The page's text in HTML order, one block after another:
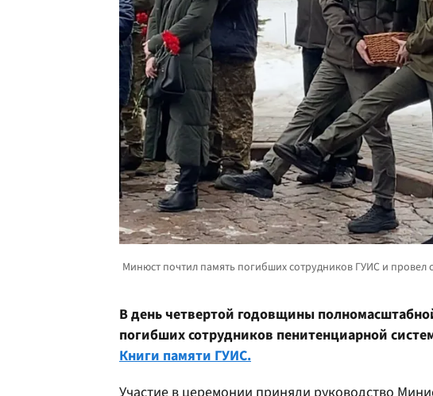
В день четвертой годовщины
погибших сотрудников пенитенциарной
Книги памяти ГУИС.